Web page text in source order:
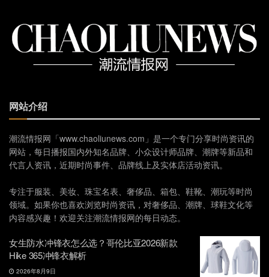
网站介绍
潮流情报网「www.chaoliunews.com」是一个专门分享时尚资讯的
网站，每日播报国内外知名品牌、小众设计师品牌、潮牌等新品和
代言人资讯，近期时尚事件、品牌线上及实体店活动资讯。
专注于服装、美妆、珠宝名表、奢侈品、箱包、鞋靴、潮玩等时尚
领域。如果你也喜欢浏览时尚资讯，对奢侈品、潮牌、球鞋文化等
内容感兴趣！欢迎关注潮流情报网的每日动态。
女生防水冲锋衣怎么选？哥伦比亚2026新款
Hike 365冲锋衣解析
2026年8月9日